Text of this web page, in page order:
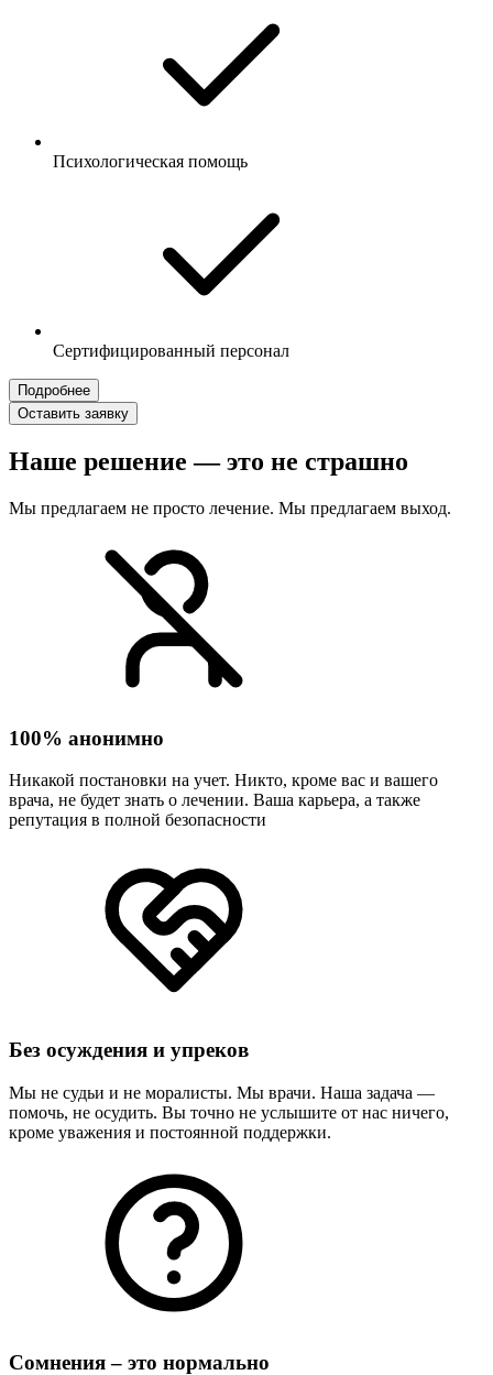
Психологическая помощь
Сертифицированный персонал
Подробнее
Оставить заявку
Наше решение — это не страшно
Мы предлагаем не просто лечение. Мы предлагаем выход.
100% анонимно
Никакой постановки на учет. Никто, кроме вас и вашего
врача, не будет знать о лечении. Ваша карьера, а также
репутация в полной безопасности
Без осуждения и упреков
Мы не судьи и не моралисты. Мы врачи. Наша задача —
помочь, не осудить. Вы точно не услышите от нас ничего,
кроме уважения и постоянной поддержки.
Сомнения – это нормально